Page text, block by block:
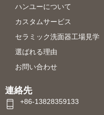
ハンユーについて
カスタムサービス
セラミック洗面器工場見学
選ばれる理由
お問い合わせ
連絡先
+86-13828359133